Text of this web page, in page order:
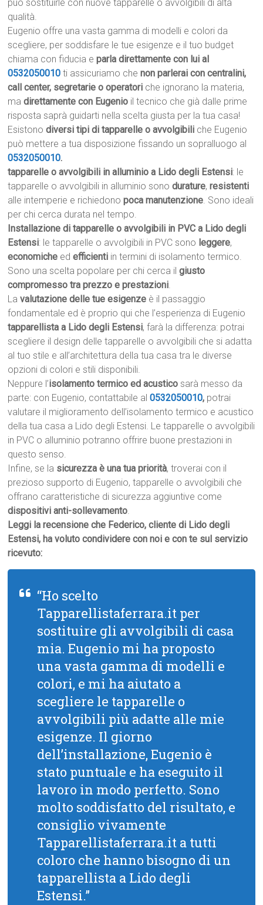
può sostituirle con nuove tapparelle o avvolgibili di alta
qualità.
Eugenio offre una vasta gamma di modelli e colori da
scegliere, per soddisfare le tue esigenze e il tuo budget
chiama con fiducia eparla direttamente con lui al
0532050010 ti assicuriamo chenon parlerai con centralini,
call center, segretarie o operatori che ignorano la materia,
madirettamente con Eugenio il tecnico che già dalle prime
risposta saprà guidarti nella scelta giusta per la tua casa!
Esistonodiversi tipi di tapparelle o avvolgibili che Eugenio
può mettere a tua disposizione fissando un sopralluogo al
0532050010.
tapparelle o avvolgibili in alluminio a Lido degli Estensi: le
tapparelle o avvolgibili in alluminio sonodurature,resistenti
alle intemperie e richiedonopoca manutenzione. Sono ideali
per chi cerca durata nel tempo.
Installazione di tapparelle o avvolgibili in PVC a Lido degli
Estensi: le tapparelle o avvolgibili in PVC sono leggere,
economiche edefficienti in termini di isolamento termico.
Sono una scelta popolare per chi cerca ilgiusto
compromesso tra prezzo e prestazioni.
Lavalutazione delle tue esigenze è il passaggio
fondamentale ed è proprio qui che l’esperienza di Eugenio
tapparellista a Lido degli Estensi, farà la differenza: potrai
scegliere il design delle tapparelle o avvolgibili che si adatta
al tuo stile e all’architettura della tua casa tra le diverse
opzioni di colori e stili disponibili.
Neppure l’isolamento termico ed acustico sarà messo da
parte: con Eugenio, contattabile al0532050010, potrai
valutare il miglioramento dell’isolamento termico e acustico
della tua casa a Lido degli Estensi. Le tapparelle o avvolgibili
in PVC o alluminio potranno offrire buone prestazioni in
questo senso.
Infine, se la sicurezza è una tua priorità, troverai con il
prezioso supporto di Eugenio, tapparelle o avvolgibili che
offrano caratteristiche di sicurezza aggiuntive come
dispositivi anti-sollevamento.
Leggi la recensione che Federico, cliente di Lido degli
Estensi, ha voluto condividere con noi e con te sul servizio
ricevuto:
“Ho scelto
Tapparellistaferrara.it per
sostituire gli avvolgibili di casa
mia. Eugenio mi ha proposto
una vasta gamma di modelli e
colori, e mi ha aiutato a
scegliere le tapparelle o
avvolgibili più adatte alle mie
esigenze. Il giorno
dell’installazione, Eugenio è
stato puntuale e ha eseguito il
lavoro in modo perfetto. Sono
molto soddisfatto del risultato, e
consiglio vivamente
Tapparellistaferrara.it a tutti
coloro che hanno bisogno di un
tapparellista a Lido degli
Estensi.”